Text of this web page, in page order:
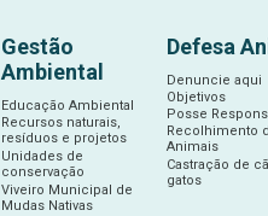
Gestão
Ambiental
Educação Ambiental
Recursos naturais,
resíduos e projetos
Unidades de
conservação
Viveiro Municipal de
Mudas Nativas
Defesa
Denuncie aqui
Objetivos
Posse
Recolhimento
Animais
Castração de
gatos